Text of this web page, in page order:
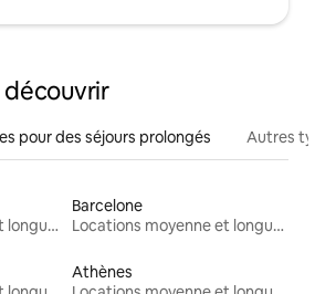
découvrir
pour des séjours prolongés Autres
Locations moyenne et longue durée
Barcelone
Locations moyenne et longue durée
Athènes